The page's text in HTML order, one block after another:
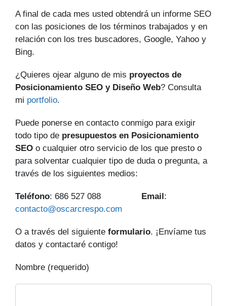
A final de cada mes usted obtendrá un informe SEO
con las posiciones de los términos trabajados y en
relación con los tres buscadores, Google, Yahoo y
Bing.
¿Quieres ojear alguno de mis proyectos de
Posicionamiento SEO y Diseño Web? Consulta
mi portfolio.
Puede ponerse en contacto conmigo para exigir
todo tipo de presupuestos en Posicionamiento
SEO o cualquier otro servicio de los que presto o
para solventar cualquier tipo de duda o pregunta, a
través de los siguientes medios:
Teléfono: 686 527 088 Email :
contacto@oscarcrespo.com
O a través del siguiente formulario. ¡Envíame tus
datos y contactaré contigo!
Nombre (requerido)